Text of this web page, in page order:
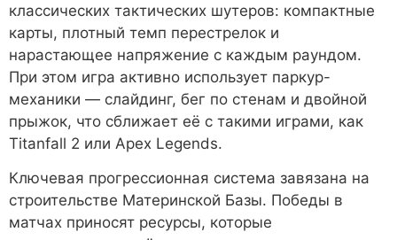
классических тактических шутеров: компактные
карты, плотный темп перестрелок и
нарастающее напряжение с каждым раундом.
При этом игра активно использует паркур-
механики — слайдинг, бег по стенам и двойной
прыжок, что сближает её с такими играми, как
Titanfall 2 или Apex Legends.
Ключевая прогрессионная система завязана на
строительстве Материнской Базы. Победы в
матчах приносят ресурсы, которые